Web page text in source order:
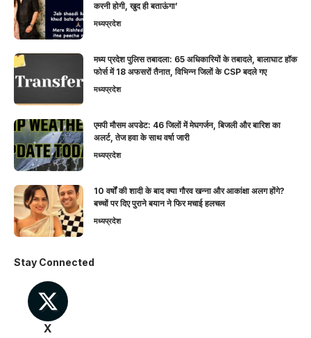
करनी होगी, खुद ही बताऊंगा’
मध्यप्रदेश
मध्य प्रदेश पुलिस तबादला: 65 अधिकारियों के तबादले, बालाघाट हॉक
फोर्स में 18 अफसरों तैनात, विभिन्न जिलों के CSP बदले गए
मध्यप्रदेश
एमपी मौसम अपडेट: 46 जिलों में मेघगर्जन, बिजली और बारिश का
अलर्ट, तेज हवा के साथ वर्षा जारी
मध्यप्रदेश
10 वर्षों की शादी के बाद क्या गौरव खन्ना और आकांक्षा अलग होंगे?
बच्चों पर दिए पुराने बयान ने फिर मचाई हलचल
मध्यप्रदेश
Stay Connected
X